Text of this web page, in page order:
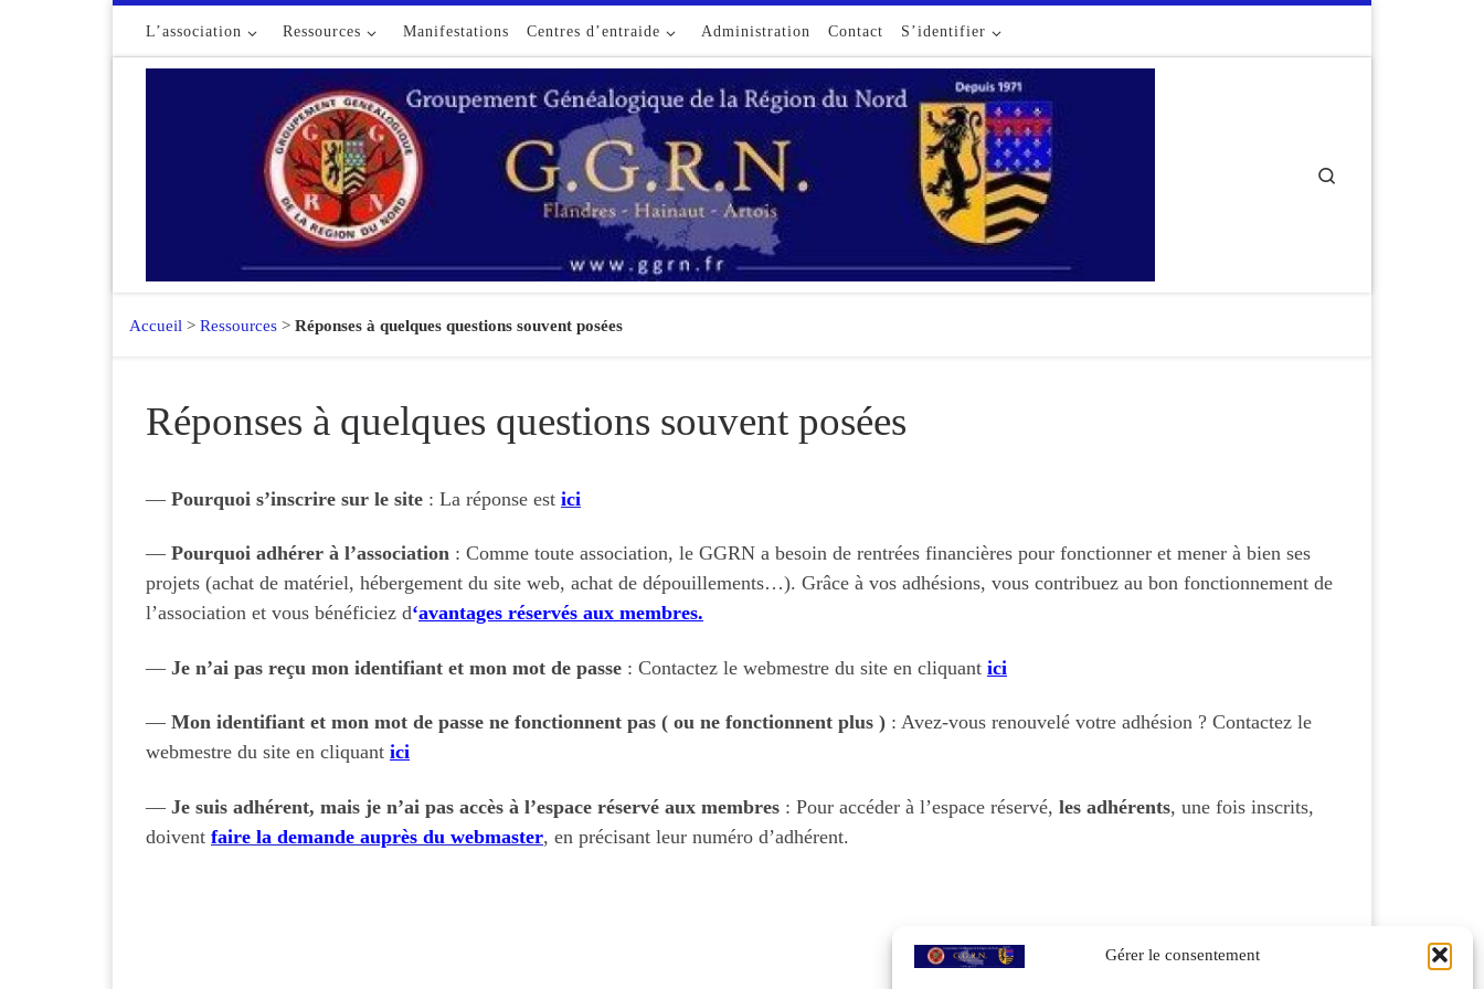
Gérer le consentement
Passer au contenuL’association Ressources Manifestations Centres d’entraide Administration Contact S’identifier
Accueil > Ressources > Réponses à quelques questions souvent posées
Réponses à quelques questions souvent posées
— Pourquoi s’inscrire sur le site : La réponse est ici
— Pourquoi adhérer à l’association : Comme toute association, le GGRN a besoin de rentrées financières pour fonctionner et mener à bien ses
projets (achat de matériel, hébergement du site web, achat de dépouillements…). Grâce à vos adhésions, vous contribuez au bon fonctionnement de
l’association et vous bénéficiez d‘avantages réservés aux membres.
— Je n’ai pas reçu mon identifiant et mon mot de passe : Contactez le webmestre du site en cliquant ici
— Mon identifiant et mon mot de passe ne fonctionnent pas ( ou ne fonctionnent plus ) : Avez-vous renouvelé votre adhésion ? Contactez le
webmestre du site en cliquant ici
— Je suis adhérent, mais je n’ai pas accès à l’espace réservé aux membres : Pour accéder à l’espace réservé, les adhérents, une fois inscrits,
doivent faire la demande auprès du webmaster, en précisant leur numéro d’adhérent.